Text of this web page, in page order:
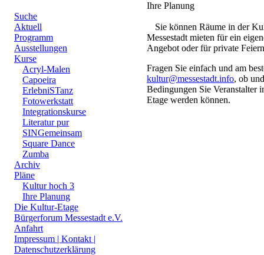
Suche
Aktuell
Programm
Ausstellungen
Kurse
Acryl-Malen
Capoeira
ErlebniSTanz
Fotowerkstatt
Integrationskurse
Literatur pur
SINGemeinsam
Square Dance
Zumba
Archiv
Pläne
Kultur hoch 3
Ihre Planung
Die Kultur-Etage
Bürgerforum Messestadt e.V.
Anfahrt
Impressum | Kontakt |
Datenschutzerklärung
Ihre Planung
Sie können Räume in der
Messestadt mieten für ein
Angebot oder für private
Fragen Sie einfach und am
kultur@messestadt.info, ob
Bedingungen Sie Veranstalter
Etage werden können.